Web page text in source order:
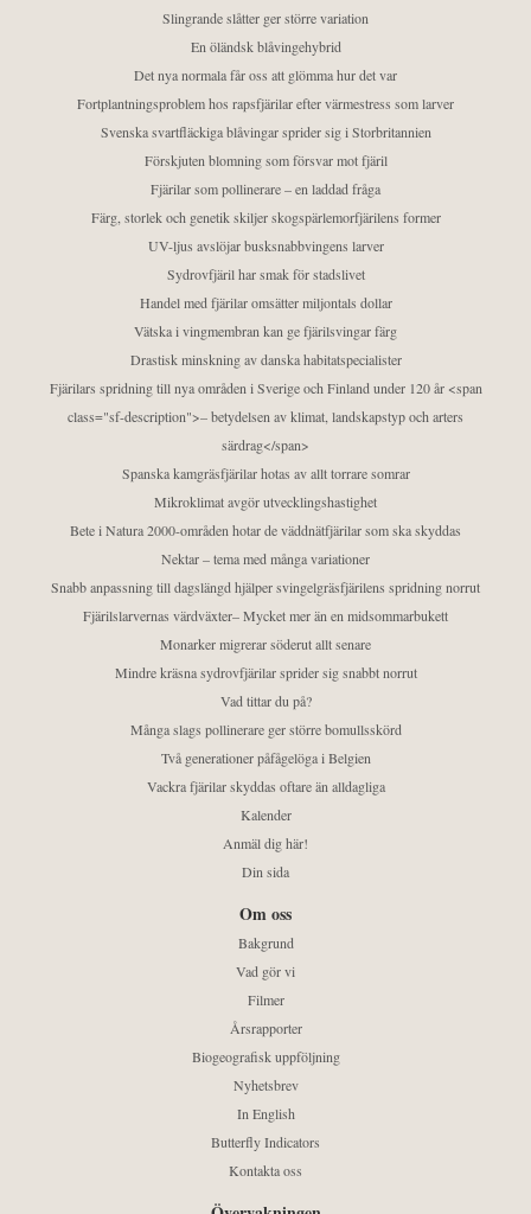
Slingrande slåtter ger större variation
En öländsk blåvingehybrid
Det nya normala får oss att glömma hur det var
Fortplantningsproblem hos rapsfjärilar efter värmestress som larver
Svenska svartfläckiga blåvingar sprider sig i Storbritannien
Förskjuten blomning som försvar mot fjäril
Fjärilar som pollinerare – en laddad fråga
Färg, storlek och genetik skiljer skogspärlemorfjärilens former
UV-ljus avslöjar busksnabbvingens larver
Sydrovfjäril har smak för stadslivet
Handel med fjärilar omsätter miljontals dollar
Vätska i vingmembran kan ge fjärilsvingar färg
Drastisk minskning av danska habitatspecialister
Fjärilars spridning till nya områden i Sverige och Finland under 120 år <span
class="sf-description">– betydelsen av klimat, landskapstyp och arters
särdrag</span>
Spanska kamgräsfjärilar hotas av allt torrare somrar
Mikroklimat avgör utvecklingshastighet
Bete i Natura 2000-områden hotar de väddnätfjärilar som ska skyddas
Nektar – tema med många variationer
Snabb anpassning till dagslängd hjälper svingelgräsfjärilens spridning norrut
Fjärilslarvernas värdväxter– Mycket mer än en midsommarbukett
Monarker migrerar söderut allt senare
Mindre kräsna sydrovfjärilar sprider sig snabbt norrut
Vad tittar du på?
Många slags pollinerare ger större bomullsskörd
Två generationer påfågelöga i Belgien
Vackra fjärilar skyddas oftare än alldagliga
Kalender
Anmäl dig här!
Din sida
Om oss
Bakgrund
Vad gör vi
Filmer
Årsrapporter
Biogeografisk uppföljning
Nyhetsbrev
In English
Butterfly Indicators
Kontakta oss